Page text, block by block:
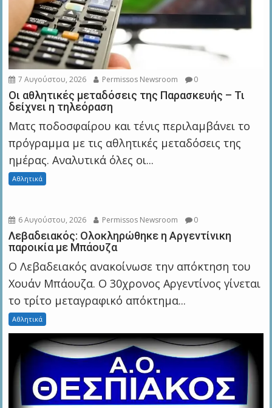
7 Αυγούστου, 2026 Permissos Newsroom 0
Οι αθλητικές μεταδόσεις της Παρασκευής – Τι
δείχνει η τηλεόραση
Ματς ποδοσφαίρου και τένις περιλαμβάνει το
πρόγραμμα με τις αθλητικές μεταδόσεις της
ημέρας. Αναλυτικά όλες οι...
Αθλητικά
6 Αυγούστου, 2026 Permissos Newsroom 0
Λεβαδειακός: Ολοκληρώθηκε η Αργεντίνικη
παροικία με Μπάουζα
Ο Λεβαδειακός ανακοίνωσε την απόκτηση του
Χουάν Μπάουζα. Ο 30χρονος Αργεντίνος γίνεται
το τρίτο μεταγραφικό απόκτημα...
Αθλητικά